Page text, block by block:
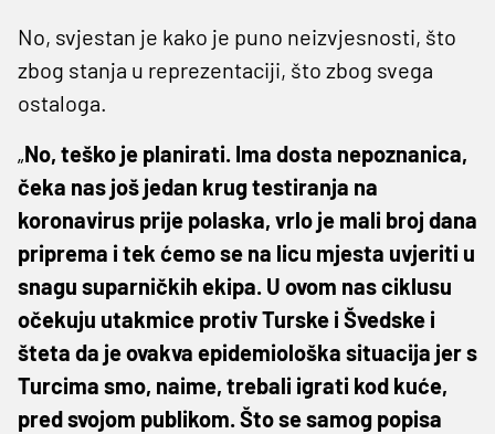
No, svjestan je kako je puno neizvjesnosti, što
zbog stanja u reprezentaciji, što zbog svega
ostaloga.
„No, teško je planirati. Ima dosta nepoznanica,
čeka nas još jedan krug testiranja na
koronavirus prije polaska, vrlo je mali broj dana
priprema i tek ćemo se na licu mjesta uvjeriti u
snagu suparničkih ekipa. U ovom nas ciklusu
očekuju utakmice protiv Turske i Švedske i
šteta da je ovakva epidemiološka situacija jer s
Turcima smo, naime, trebali igrati kod kuće,
pred svojom publikom. Što se samog popisa